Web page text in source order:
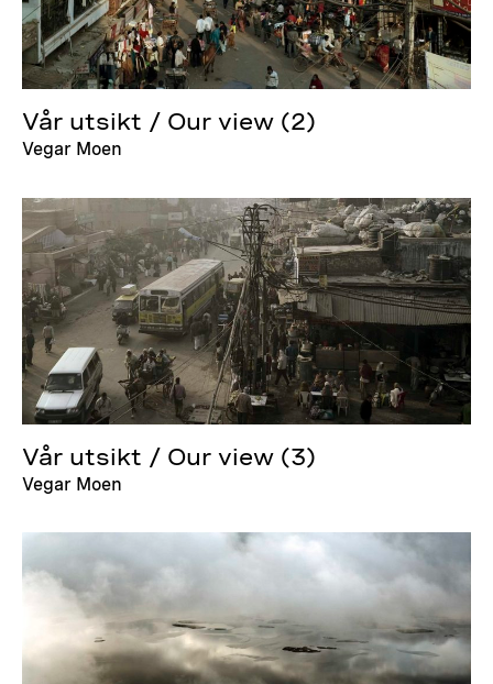
Vår utsikt / Our view (2)
Vegar Moen
Vår utsikt / Our view (3)
Vegar Moen